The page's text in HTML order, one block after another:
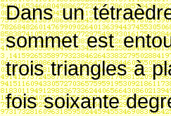
Dans un
sommet est
trois triangles à
fois soixante